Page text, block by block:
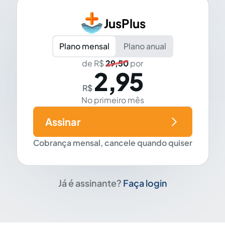
JusPlus
Plano mensal
Plano anual
de R$29,50por
R$ 2,95
No primeiro mês
Cobrança mensal, cancele quando quiser
Assinar
Já é assinante? Faça login